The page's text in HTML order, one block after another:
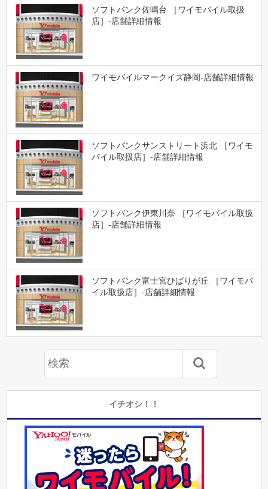
ソフトバンク佐鳴台 ［ワイモバイル取扱
店］-店舗詳細情報
ワイモバイルマークイズ静岡-店舗詳細情報
ソフトバンクサンストリート浜北 ［ワイモ
バイル取扱店］-店舗詳細情報
ソフトバンク伊東川奈 ［ワイモバイル取扱
店］-店舗詳細情報
ソフトバンク富士宮ひばりが丘 ［ワイモバ
イル取扱店］-店舗詳細情報
イチオシ！！